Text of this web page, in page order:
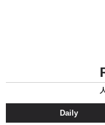
Daily